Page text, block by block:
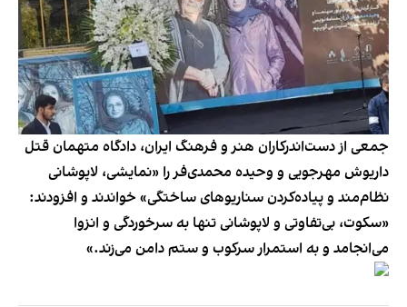
جمعی از دست‌اندرکاران هنر و فرهنگ ایران، دادگاه متهمان قتل
داریوش مهرجویی و وحیده محمدی‌فر را «نمایشی، لاپوشانی
نظام‌مند و پیاده‌کردن سناریوهای ساختگی» خواندند و افزودند:
«سکوت، بی‌تفاوتی و لاپوشانی تنها به سرخوردگی و انزوا
می‌انجامد و به استمرار سرکوب و ستم دامن می‌زند.»